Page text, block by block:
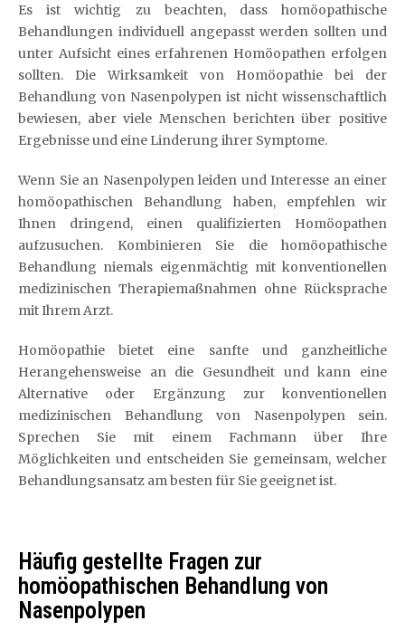
Es ist wichtig zu beachten, dass homöopathische
Behandlungen individuell angepasst werden sollten und
unter Aufsicht eines erfahrenen Homöopathen erfolgen
sollten. Die Wirksamkeit von Homöopathie bei der
Behandlung von Nasenpolypen ist nicht wissenschaftlich
bewiesen, aber viele Menschen berichten über positive
Ergebnisse und eine Linderung ihrer Symptome.
Wenn Sie an Nasenpolypen leiden und Interesse an einer
homöopathischen Behandlung haben, empfehlen wir
Ihnen dringend, einen qualifizierten Homöopathen
aufzusuchen. Kombinieren Sie die homöopathische
Behandlung niemals eigenmächtig mit konventionellen
medizinischen Therapiemaßnahmen ohne Rücksprache
mit Ihrem Arzt.
Homöopathie bietet eine sanfte und ganzheitliche
Herangehensweise an die Gesundheit und kann eine
Alternative oder Ergänzung zur konventionellen
medizinischen Behandlung von Nasenpolypen sein.
Sprechen Sie mit einem Fachmann über Ihre
Möglichkeiten und entscheiden Sie gemeinsam, welcher
Behandlungsansatz am besten für Sie geeignet ist.
Häufig gestellte Fragen zur
homöopathischen Behandlung von
Nasenpolypen